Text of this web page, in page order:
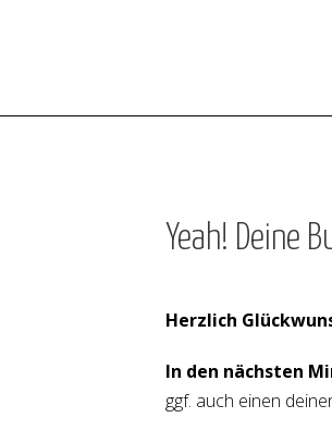
Yeah! Deine
Herzlich
In den nächsten
ggf. auch einen